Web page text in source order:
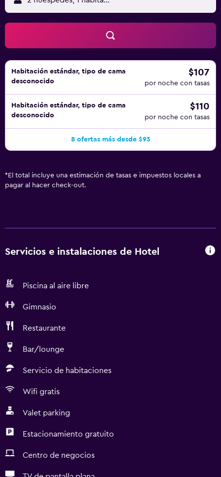
indican más abajo en las instalaciones o cerca del
alojamiento (es posible que se aplique un recargo).
Habitación estándar, tipo de cama
desconocido
$107
por noche con tasas
Habitación estándar, tipo de cama
desconocido
$110
por noche con tasas
8 ofertas más desde $93
* El total incluye una estimación de tasas e impuestos locales a
pagar al hacer check-out.
Servicios e instalaciones de Hotel
Piscina al aire libre
Gimnasio
Restaurante
Bar/lounge
Servicio de habitaciones
Wifi gratis
Valet parking
Estacionamiento gratuito
Centro de negocios